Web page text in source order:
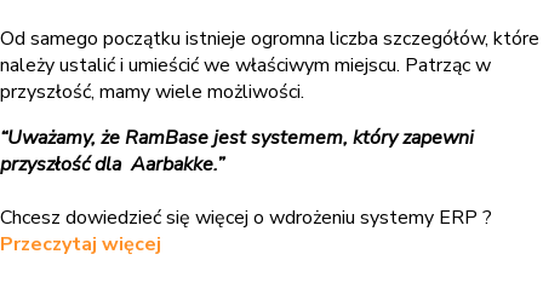
Od samego początku istnieje ogromna liczba szczegółów, które
należy ustalić i umieścić we właściwym miejscu. Patrząc w
przyszłość, mamy wiele możliwości.
“Uważamy, że RamBase jest systemem, który zapewni
przyszłość dla Aarbakke.”
Chcesz dowiedzieć się więcej o wdrożeniu systemy ERP ?
Przeczytaj więcej